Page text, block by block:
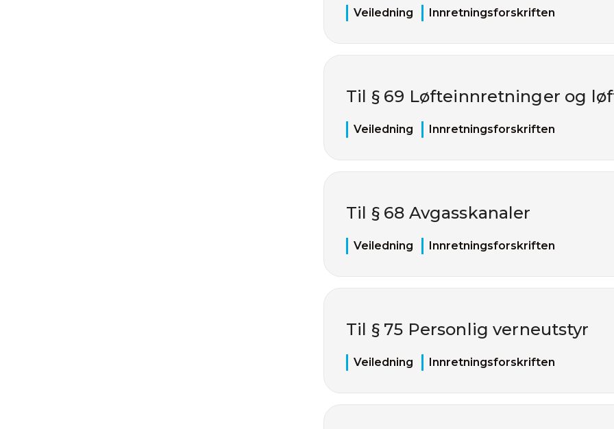
Veiledning Innretningsforskriften
Til § 69 Løfteinnretninger og
Veiledning Innretningsforskriften
Til § 68 Avgasskanaler
Veiledning Innretningsforskriften
Til § 75 Personlig verneutstyr
Veiledning Innretningsforskriften